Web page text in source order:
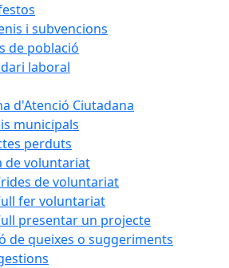
i subvencions
de població
laboral
d'Atenció Ciutadana
municipals
perduts
de voluntariat
de voluntariat
fer voluntariat
presentar un projecte
de queixes o suggeriments